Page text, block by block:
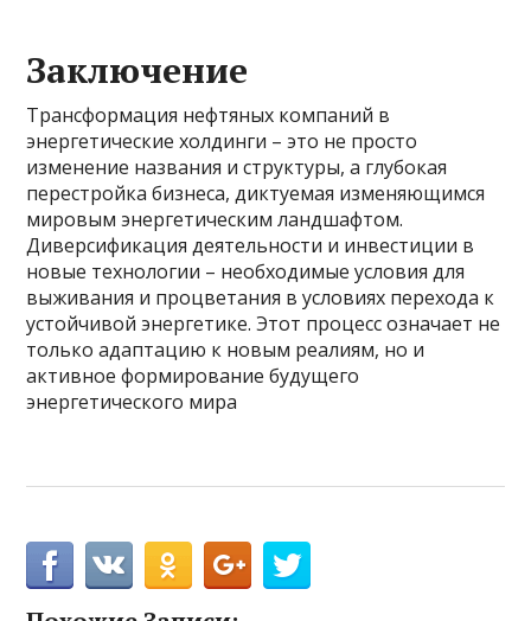
Заключение
Трансформация нефтяных компаний в
энергетические холдинги – это не просто
изменение названия и структуры, а глубокая
перестройка бизнеса, диктуемая изменяющимся
мировым энергетическим ландшафтом.
Диверсификация деятельности и инвестиции в
новые технологии – необходимые условия для
выживания и процветания в условиях перехода к
устойчивой энергетике. Этот процесс означает не
только адаптацию к новым реалиям, но и
активное формирование будущего
энергетического мира